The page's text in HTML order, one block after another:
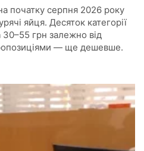
початку серпня 2026 року
яйця. Десяток категорії
грн залежно від
— ще дешевше.